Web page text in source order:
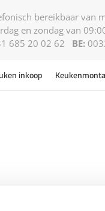
bereikbaar van
en zondag van
685 20 02 62 BE:
inkoop